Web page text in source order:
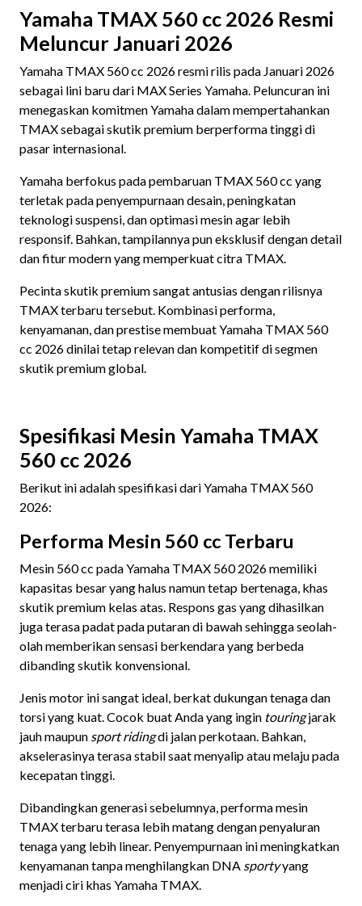
Yamaha TMAX 560 cc 2026 Resmi
Meluncur Januari 2026
Yamaha TMAX 560 cc 2026 resmi rilis pada Januari 2026
sebagai lini baru dari MAX Series Yamaha. Peluncuran ini
menegaskan komitmen Yamaha dalam mempertahankan
TMAX sebagai skutik premium berperforma tinggi di
pasar internasional.
Yamaha berfokus pada pembaruan TMAX 560 cc yang
terletak pada penyempurnaan desain, peningkatan
teknologi suspensi, dan optimasi mesin agar lebih
responsif. Bahkan, tampilannya pun eksklusif dengan detail
dan fitur modern yang memperkuat citra TMAX.
Pecinta skutik premium sangat antusias dengan rilisnya
TMAX terbaru tersebut. Kombinasi performa,
kenyamanan, danprestisemembuat Yamaha TMAX 560
cc 2026 dinilai tetap relevan dan kompetitif di segmen
skutik premium global.
Spesifikasi Mesin Yamaha TMAX
560 cc 2026
Berikut ini adalah spesifikasi dari Yamaha TMAX 560
2026:
Performa Mesin 560 cc Terbaru
Mesin 560 cc pada Yamaha TMAX 560 2026 memiliki
kapasitas besar yang halus namun tetap bertenaga, khas
skutik premium kelas atas. Respons gas yang dihasilkan
juga terasa padat pada putaran di bawah sehingga seolah-
olah memberikan sensasi berkendara yang berbeda
dibanding skutik konvensional.
Jenis motor ini sangat ideal, berkat dukungan tenaga dan
torsi yang kuat. Cocok buat Anda yang ingin touringjarak
jauh maupun sport ridingdi jalan perkotaan. Bahkan,
akselerasinya terasa stabil saat menyalip atau melaju pada
kecepatan tinggi.
Dibandingkan generasi sebelumnya, performa mesin
TMAX terbaru terasa lebih matang dengan penyaluran
tenaga yang lebih linear. Penyempurnaan ini meningkatkan
kenyamanan tanpa menghilangkan DNA sportyyang
menjadi ciri khas Yamaha TMAX.